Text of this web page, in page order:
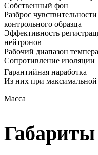
Собственный фон
Разброс
контрольного образца
Эффективность
нейтронов
Рабочий диапазон
Сопротивление изоляции
Гарантийная наработка
Из них при максимальной
Масса